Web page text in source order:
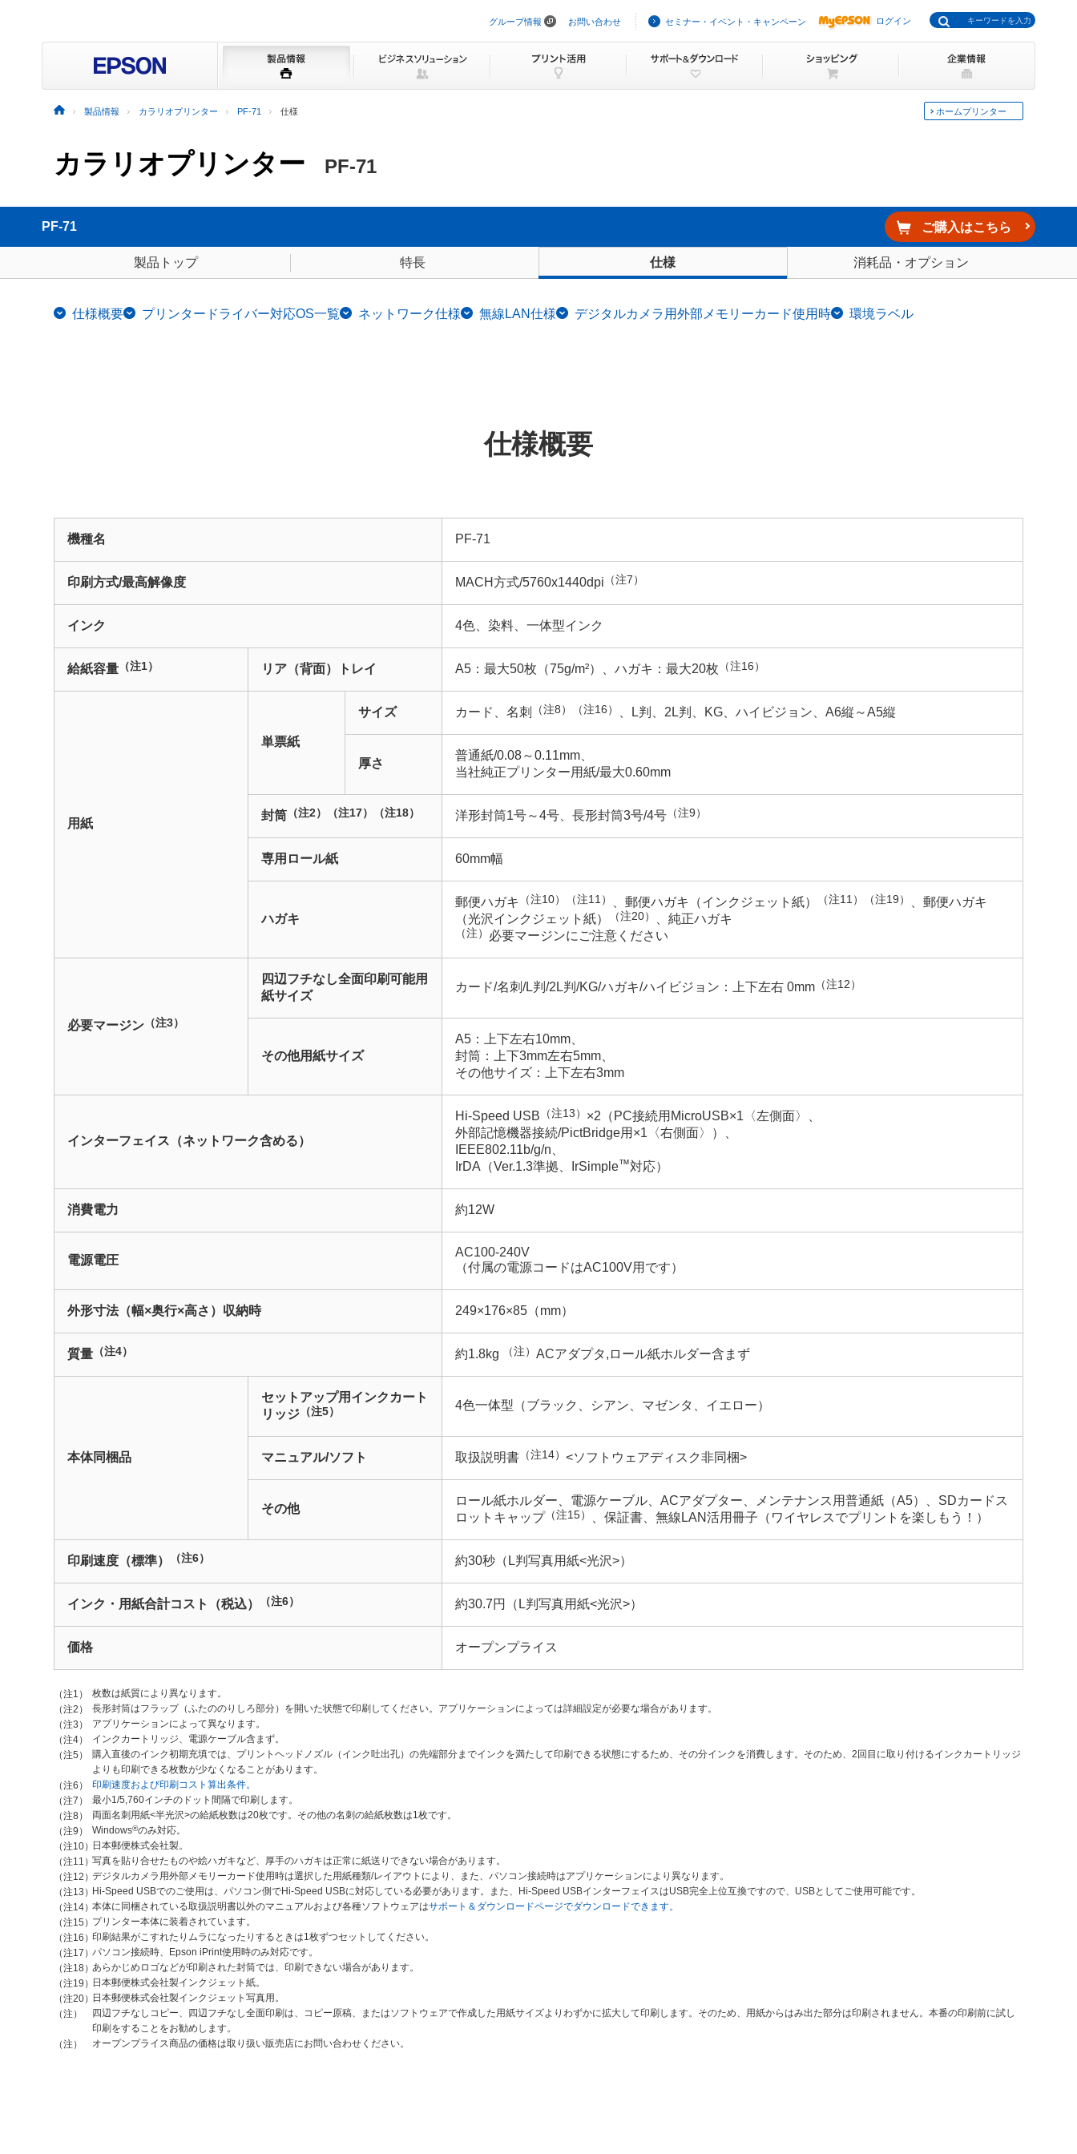
ビ
ョ
グループ情報 お問い合わせ セミナー・イベント・キャンペーン ログイン
製品情報 カラリオプリンター PF-71 仕様 ホームプリンター
カラリオプリンター PF-71
PF-71 ご購入はこちら
製品トップ 特長 仕様 消耗品・オプション
仕様概要 プリンタードライバー対応OS一覧 ネットワーク仕様 無線LAN仕様 デジタルカメラ用外部メモリーカード使用時 環境ラベル
仕様概要
機種名 PF-71
印刷方式/最高解像度 MACH方式/5760x1440dpi （注7）
インク 4色、染料、一体型インク
給紙容量 （注1） リア（背面）トレイ A5：最大50枚（75g/m²）、ハガキ：最大20枚 （注16）
用紙
単票紙
サイズ カード、名刺 （注8） （注16） 、L判、2L判、KG、ハイビジョン、A6縦～A5縦
厚さ
普通紙/0.08～0.11mm、
当社純正プリンター用紙/最大0.60mm
封筒 （注2） （注17） （注18） 洋形封筒1号～4号、長形封筒3号/4号 （注9）
専用ロール紙 60mm幅
ハガキ
郵便ハガキ （注10） （注11） 、郵便ハガキ（インクジェット紙） （注11） （注19）
、郵便ハガキ
（光沢インクジェット紙）
（注20） 、純正ハガキ
（注） 必要マージンにご注意ください
必要マージン （注3）
四辺フチなし全面印刷可能用
紙サイズ
カード/名刺/L判/2L判/KG/ハガキ/ハイビジョン：上下左右 0mm （注12）
その他用紙サイズ
A5：上下左右10mm、
封筒：上下3mm左右5mm、
その他サイズ：上下左右3mm
インターフェイス（ネットワーク含める）
Hi-Speed USB （注13） ×2（PC接続用MicroUSB×1〈左側面〉、
外部記憶機器接続/PictBridge用×1〈右側面〉）、
IEEE802.11b/g/n、
IrDA（Ver.1.3準拠、IrSimple™対応）
消費電力 約12W
電源電圧
AC100-240V
（付属の電源コードはAC100V用です）
外形寸法（幅×奥行×高さ）収納時 249×176×85（mm）
質量 （注4） 約1.8kg （注） ACアダプタ,ロール紙ホルダー含まず
本体同梱品
セットアップ用インクカート
リッジ （注5） 4色一体型（ブラック、シアン、マゼンタ、イエロー）
マニュアル/ソフト 取扱説明書 （注14） <ソフトウェアディスク非同梱>
その他
ロール紙ホルダー、電源ケーブル、ACアダプター、メンテナンス用普通紙（A5）、SDカードス
ロットキャップ（注15） 、保証書、無線LAN活用冊子（ワイヤレスでプリントを楽しもう！）
印刷速度（標準） （注6） 約30秒（L判写真用紙<光沢>）
インク・用紙合計コスト（税込） （注6） 約30.7円（L判写真用紙<光沢>）
価格 オープンプライス
（注1）
枚数は紙質により異なります。
（注2）
長形封筒はフラップ（ふたののりしろ部分）を開いた状態で印刷してください。アプリケーションによっては詳細設定が必要な場合があります。
（注3）
アプリケーションによって異なります。
（注4）
インクカートリッジ、電源ケーブル含まず。
（注5）
購入直後のインク初期充填では、プリントヘッドノズル（インク吐出孔）の先端部分までインクを満たして印刷できる状態にするため、その分インクを消費します。そのため、2回目に取り付けるインクカートリッジ
よりも印刷できる枚数が少なくなることがあります。
（注6）
印刷速度および印刷コスト算出条件。
（注7）
最小1/5,760インチのドット間隔で印刷します。
（注8）
両面名刺用紙<半光沢>の給紙枚数は20枚です。その他の名刺の給紙枚数は1枚です。
（注9）
Windows®のみ対応。
（注10） 日本郵便株式会社製。
（注11）写真を貼り合せたものや絵ハガキなど、厚手のハガキは正常に紙送りできない場合があります。
（注12）デジタルカメラ用外部メモリーカード使用時は選択した用紙種類/レイアウトにより、また、パソコン接続時はアプリケーションにより異なります。
（注13） Hi-Speed USBでのご使用は、パソコン側でHi-Speed USBに対応している必要があります。また、Hi-Speed USBインターフェイスはUSB完全上位互換ですので、USBとしてご使用可能です。
（注14）本体に同梱されている取扱説明書以外のマニュアルおよび各種ソフトウェアはサポート＆ダウンロードページでダウンロードできます。
（注15）プリンター本体に装着されています。
（注16）印刷結果がこすれたりムラになったりするときは1枚ずつセットしてください。
（注17）パソコン接続時、Epson iPrint使用時のみ対応です。
（注18）あらかじめロゴなどが印刷された封筒では、印刷できない場合があります。
（注19） 日本郵便株式会社製インクジェット紙。
（注20） 日本郵便株式会社製インクジェット写真用。
（注）
四辺フチなしコピー、四辺フチなし全面印刷は、コピー原稿、またはソフトウェアで作成した用紙サイズよりわずかに拡大して印刷します。そのため、用紙からはみ出た部分は印刷されません。本番の印刷前に試し
印刷をすることをお勧めします。
（注）
オープンプライス商品の価格は取り扱い販売店にお問い合わせください。